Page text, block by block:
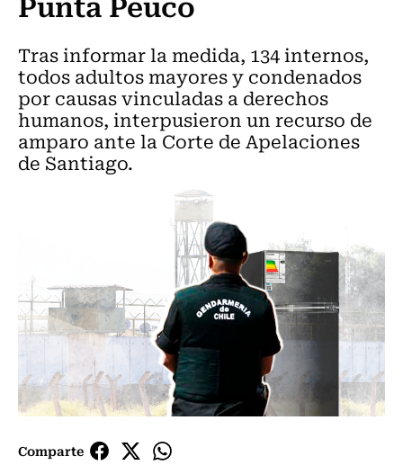
Tras informar la medida, 134 internos,
todos adultos mayores y condenados
por causas vinculadas a derechos
humanos, interpusieron un recurso de
amparo ante la Corte de Apelaciones
de Santiago.
Comparte